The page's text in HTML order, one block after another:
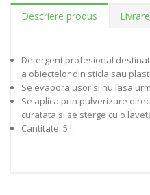
Descriere produs
Detergent profesional
a obiectelor din sticla sau
Se evapora usor si nu lasa
Se aplica prin pulverizare
curatata si se sterge cu o
Cantitate: 5 l.